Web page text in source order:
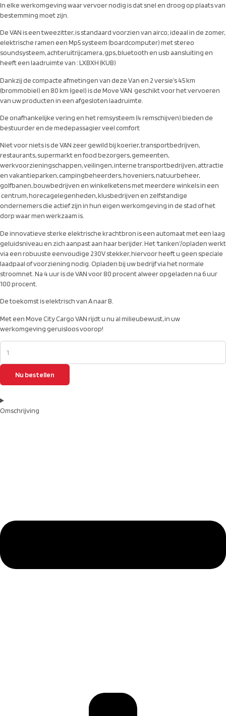
In elke werkomgeving waar vervoer nodig is dat snel en droog op plaats van
bestemming moet zijn.
De VAN is een tweezitter, is standaard voorzien van airco; ideaal in de zomer,
elektrische ramen een Mp5 systeem (boardcomputer) met stereo
soundsysteem, achteruitrijcamera, gps, bluetooth en usb aansluiting en
heeft een laadruimte van : LXBXH (KUB)
Dankzij de compacte afmetingen van deze Van en 2 versie’s 45 km
(brommobiel) en 80 km (geel) is de Move VAN geschikt voor het vervoeren
van uw producten in een afgesloten laadruimte.
De onafhankelijke vering en het remsysteem (4 remschijven) bieden de
bestuurder en de medepassagier veel comfort
Niet voor niets is de VAN zeer gewild bij koerier, transportbedrijven,
restaurants, supermarkt en food bezorgers, gemeenten,
werkvoorzieningschappen, veilingen, interne transportbedrijven, attractie
en vakantieparken, campingbeheerders, hoveniers, natuurbeheer,
golfbanen, bouwbedrijven en winkelketens met meerdere winkels in een
centrum, horecagelegenheden, klusbedrijven en zelfstandige
ondernemers die actief zijn in hun eigen werkomgeving in de stad of het
dorp waar men werkzaam is.
De innovatieve sterke elektrische krachtbron is een automaat met een laag
geluidsniveau en zich aanpast aan haar berijder. Het ‘tanken’/opladen werkt
via een robuuste eenvoudige 230V stekker, hiervoor heeft u geen speciale
laadpaal of voorziening nodig. Opladen bij uw bedrijf via het normale
stroomnet. Na 4 uur is de VAN voor 80 procent alweer opgeladen na 6 uur
100 procent.
De toekomst is elektrisch van A naar B.
Met een Move City Cargo VAN rijdt u nu al milieubewust, in uw
werkomgeving geruisloos voorop!
Nu bestellen
Omschrijving